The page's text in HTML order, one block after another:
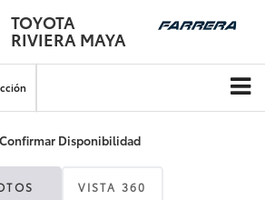
TOYOTA
RIVIERA MAYA
Confirmar Disponibilidad
VISTA 360